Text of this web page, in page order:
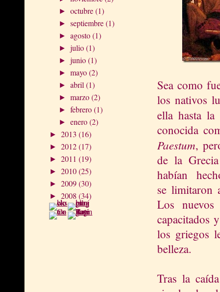
►octubre(1)
►septiembre(1)
►agosto(1)
►julio(1)
►junio(1)
►mayo(2)
►abril(1)
►marzo(2)
►febrero(1)
►enero(2)
► 2013 (16)
► 2012(17)
► 2011 (19)
► 2010(25)
► 2009(30)
► 2008 (34)
Sea como
los nativos
ella hasta
conocida
Paestum,
de la
habían
se limitaron
Los nuevos
capacitados
los griegos
belleza.
Tras la